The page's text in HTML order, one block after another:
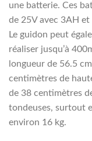
une batterie. Ces
de 25V avec 3AH
Le guidon peut
réaliser jusqu’à
longueur de 56.5
centimètres de
de 38 centimètres
tondeuses, surtout
environ 16 kg.